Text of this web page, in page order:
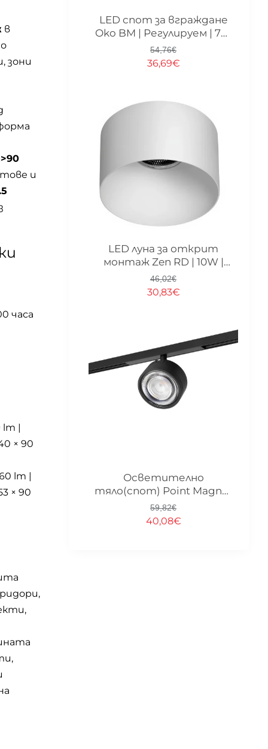
в
зони
и
часа
lm |
× 90
lm |
× 90
-33%
LED спот за вграждане
Oko BM | Регулируем | 7W
| 3000K
36,69€
54,76€
-33%
LED луна за открит
монтаж Zen RD | 10W |
3000K
30,83€
46,02€
Осветително
тяло(спот) Point Magnet
за магнитна система
15PCB
40,08€
59,82€